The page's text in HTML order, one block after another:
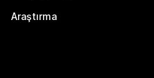
Araştırma